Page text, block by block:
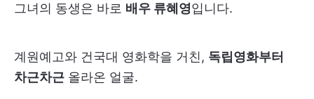
그녀의 동생은 바로 배우 류혜영입니다.
계원예고와 건국대 영화학을 거친, 독립영화부터
차근차근 올라온 얼굴.